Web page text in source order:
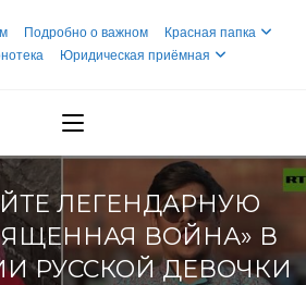
Подробно о важном
Красная папка
Юридическая приёмная
ЛЕГЕНДАРНУЮ
ВОЙНА» В
РУССКОЙ ДЕВОЧКИ